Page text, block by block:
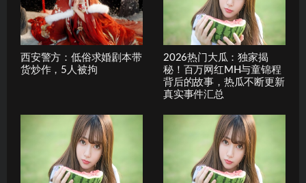
西安警方：低俗求婚剧本带
货炒作，5人被拘
2026热门大瓜：独家揭
秘！百万网红MH与童锦程
背后的故事，热瓜不断更新
真实事件汇总